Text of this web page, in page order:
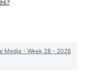
Media - Week 28 - 2026